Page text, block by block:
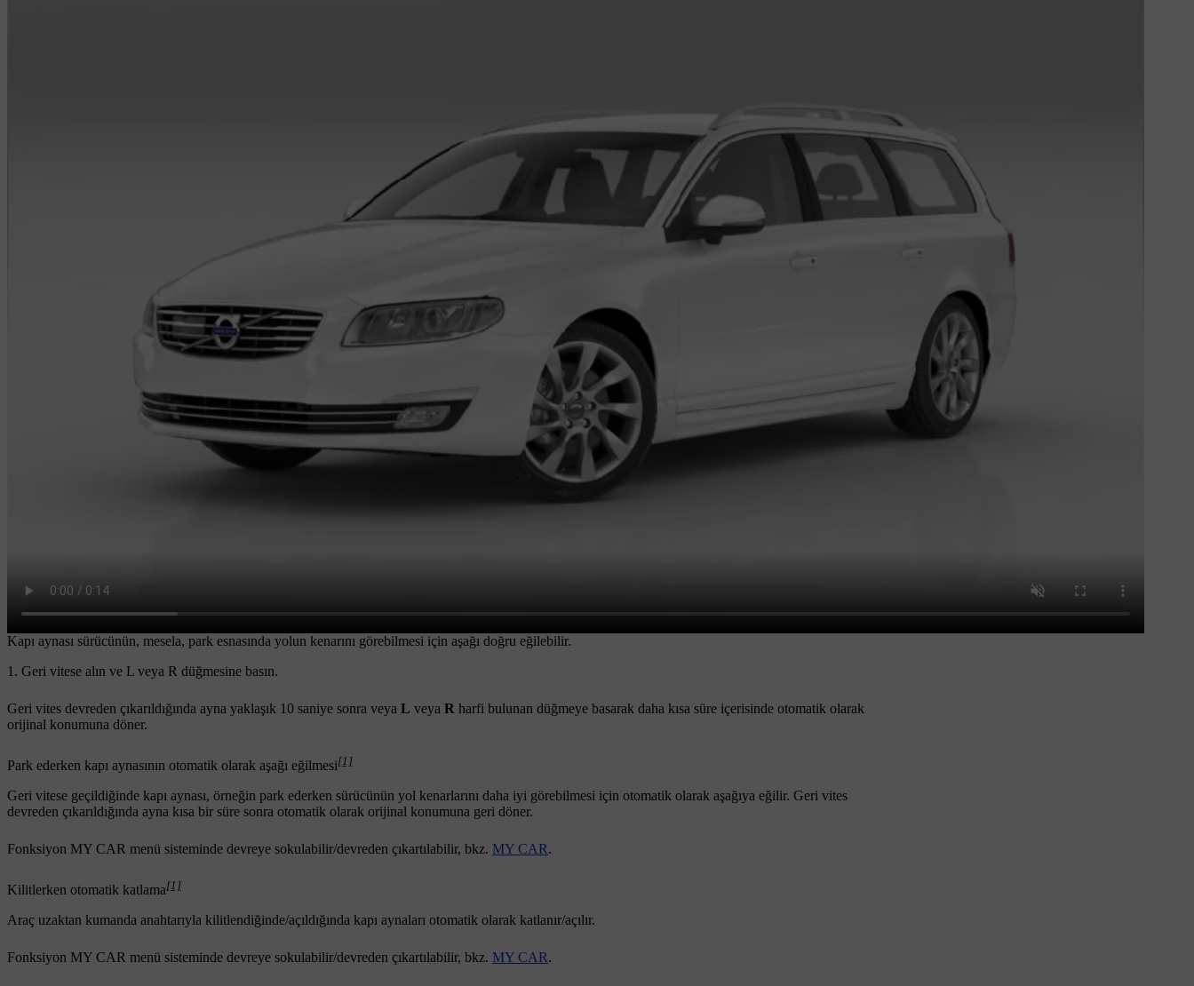
Kapı aynası sürücünün, mesela, park esnasında yolun kenarını görebilmesi için aşağı doğru eğilebilir.
Geri vitese alın ve L veya R düğmesine basın.
Geri vites devreden çıkarıldığında ayna yaklaşık 10 saniye sonra veya L veya R harfi bulunan düğmeye basarak daha kısa süre içerisinde otomatik olarak
orijinal konumuna döner.
Park ederken kapı aynasının otomatik olarak aşağı eğilmesi[1]
Geri vitese geçildiğinde kapı aynası, örneğin park ederken sürücünün yol kenarlarını daha iyi görebilmesi için otomatik olarak aşağıya eğilir. Geri vites
devreden çıkarıldığında ayna kısa bir süre sonra otomatik olarak orijinal konumuna geri döner.
Fonksiyon MY CAR menü sisteminde devreye sokulabilir/devreden çıkartılabilir, bkz. MY CAR.
Kilitlerken otomatik katlama[1]
Araç uzaktan kumanda anahtarıyla kilitlendiğinde/açıldığında kapı aynaları otomatik olarak katlanır/açılır.
Fonksiyon MY CAR menü sisteminde devreye sokulabilir/devreden çıkartılabilir, bkz. MY CAR.